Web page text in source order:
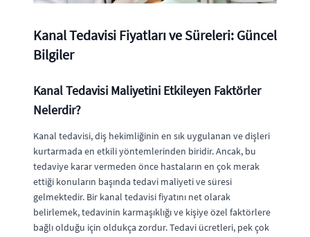
Kanal Tedavisi Fiyatları ve Süreleri: Güncel
Bilgiler
Kanal Tedavisi Maliyetini Etkileyen Faktörler
Nelerdir?
Kanal tedavisi, diş hekimliğinin en sık uygulanan ve dişleri
kurtarmada en etkili yöntemlerinden biridir. Ancak, bu
tedaviye karar vermeden önce hastaların en çok merak
ettiği konuların başında tedavi maliyeti ve süresi
gelmektedir. Bir kanal tedavisi fiyatını net olarak
belirlemek, tedavinin karmaşıklığı ve kişiye özel faktörlere
bağlı olduğu için oldukça zordur. Tedavi ücretleri, pek çok